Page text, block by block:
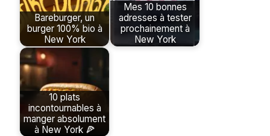
Bareburger, un
burger 100% bio à
New York
Mes 10 bonnes
adresses à tester
prochainement à
New York
10 plats
incontournables à
manger absolument
à New York 🍕